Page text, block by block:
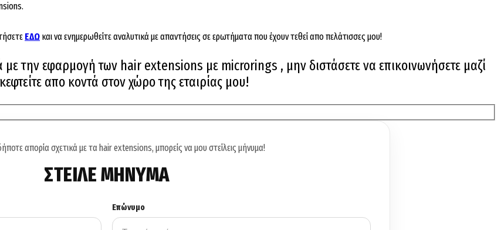
ΕΔΩ και να ενημερωθείτε αναλυτικά με απαντήσεις σε ερωτήματα που έχουν τεθεί απο πελάτισσες μου!
με την εφαρμογή των hair extensions με microrings , μην διστάσετε να επικοινωνήσετε μαζί
απο κοντά στον χώρο της εταιρίας μου!
απορία σχετικά με τα hair extensions, μπορείς να μου στείλεις μήνυμα!
ΣΤΕΙΛΕ ΜΗΝΥΜΑ
Επώνυμο